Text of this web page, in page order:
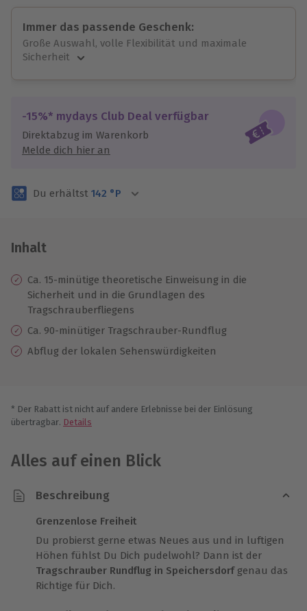
Immer das passende Geschenk:
Große Auswahl, volle Flexibilität und maximale
Sicherheit
Jeder Gutschein für alle Erlebnisse einlösbar.
Maximale Sicherheit
3 Jahre gültig & verlängerbar.
-15%* mydays Club Deal verfügbar
Direktabzug im Warenkorb
Melde dich hier an
Du erhältst 142 °P
Inhalt
Ca. 15-minütige theoretische Einweisung in die
Sicherheit und in die Grundlagen des
Tragschrauberfliegens
Ca. 90-minütiger Tragschrauber-Rundflug
Abflug der lokalen Sehenswürdigkeiten
* Der Rabatt ist nicht auf andere Erlebnisse bei der Einlösung
übertragbar. Details
Alles auf einen Blick
Beschreibung
Grenzenlose Freiheit
Du probierst gerne etwas Neues aus und in luftigen
Höhen fühlst Du Dich pudelwohl? Dann ist der
Tragschrauber Rundflug in Speichersdorfgenau das
Richtige für Dich.